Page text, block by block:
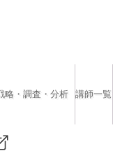
略・調査・分析 講師一覧